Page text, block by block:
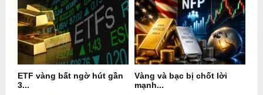
ETF vàng bất ngờ hút gần
3...
Vàng và bạc bị chốt lời
mạnh...